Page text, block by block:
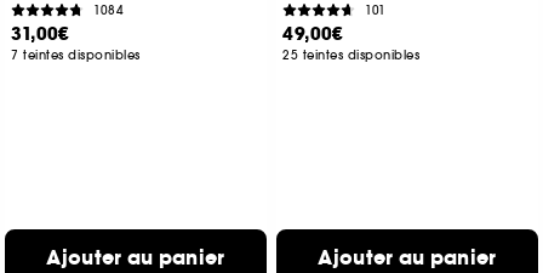
1084
31,00€
7 teintes disponibles
Ajouter au panier
101
49,00€
25 teintes disponibles
Ajouter au panier